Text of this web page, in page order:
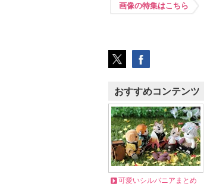
画像の特集はこちら
おすすめコンテンツ
可愛いシルバニアまとめ